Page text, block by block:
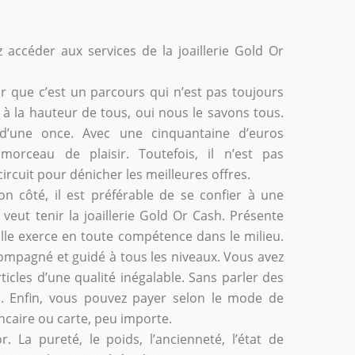
aux services de la joaillerie Gold Or
que c’est un parcours qui n’est pas toujours
la hauteur de tous, oui nous le savons tous.
once. Avec une cinquantaine d’euros
de plaisir. Toutefois, il n’est pas
pour dénicher les meilleures offres.
côté, il est préférable de se confier à une
tenir la joaillerie Gold Or Cash. Présente
exerce en toute compétence dans le milieu.
et guidé à tous les niveaux. Vous avez
d’une qualité inégalable. Sans parler des
vous pouvez payer selon le mode de
ou carte, peu importe.
La pureté, le poids, l’ancienneté, l’état de